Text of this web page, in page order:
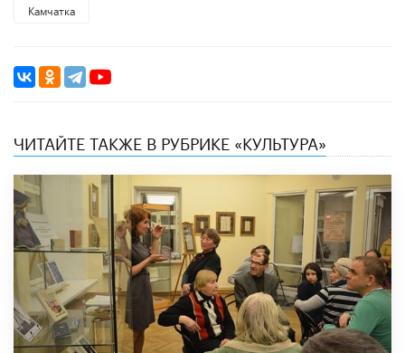
Камчатка
ЧИТАЙТЕ ТАКЖЕ В РУБРИКЕ «КУЛЬТУРА»